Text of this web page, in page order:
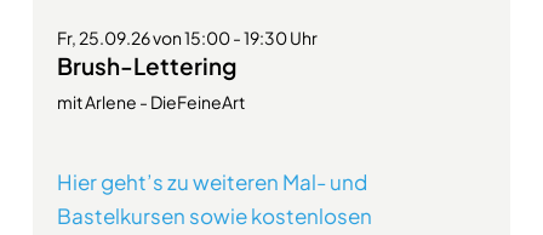
Fr, 25.09.26 von 15:00 - 19:30 Uhr
Brush-Lettering
mit Arlene - DieFeineArt
Hier geht’s zu weiteren Mal- und
Bastelkursen sowie kostenlosen